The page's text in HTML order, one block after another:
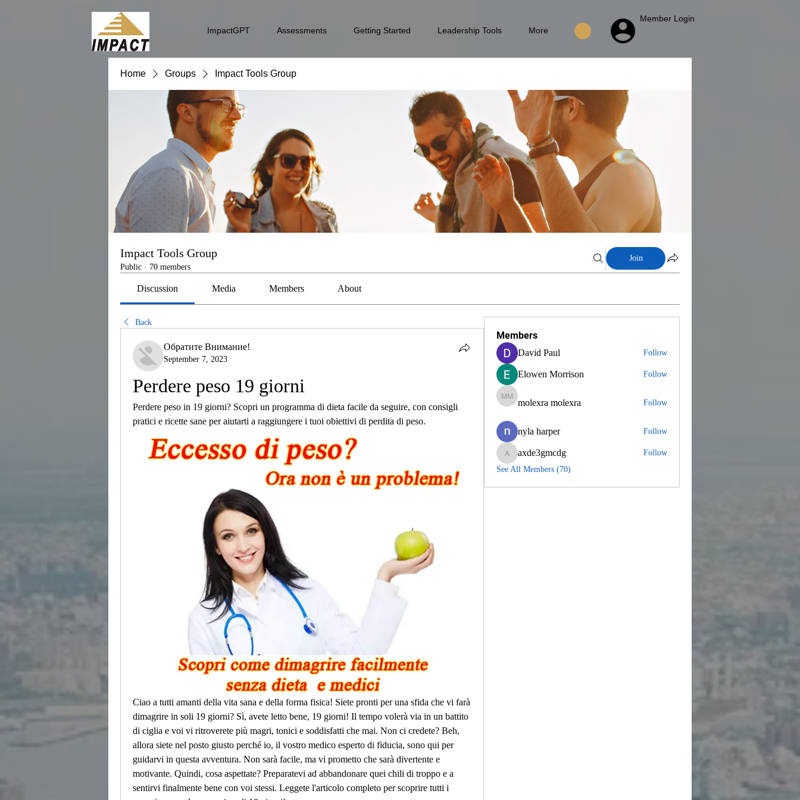
ImpactGPT Assessments Getting Started Leadership Tools More
Member Login
Home Groups Impact Tools Group
Impact Tools Group
Public · 70 members
Join
Discussion Media Members About
Back
Обратите Внимание!
September 7, 2023
Perdere peso 19 giorni
Perdere peso in 19 giorni? Scopri un programma di dieta facile da seguire, con consigli
pratici e ricette sane per aiutarti a raggiungere i tuoi obiettivi di perdita di peso.
Ciao a tutti amanti della vita sana e della forma fisica! Siete pronti per una sfida che vi farà
dimagrire in soli 19 giorni? Sì, avete letto bene, 19 giorni! Il tempo volerà via in un battito
di ciglia e voi vi ritroverete più magri, tonici e soddisfatti che mai. Non ci credete? Beh,
allora siete nel posto giusto perché io, il vostro medico esperto di fiducia, sono qui per
guidarvi in questa avventura. Non sarà facile, ma vi prometto che sarà divertente e
motivante. Quindi, cosa aspettate? Preparatevi ad abbandonare quei chili di troppo e a
sentirvi finalmente bene con voi stessi. Leggete l'articolo completo per scoprire tutti i
Members
David Paul Follow
Elowen Morrison Follow
molexra molexra
molexra molexra Follow
nyla harper Follow
axde3gmcdg
axde3gmcdg
Follow
See All Members (70)